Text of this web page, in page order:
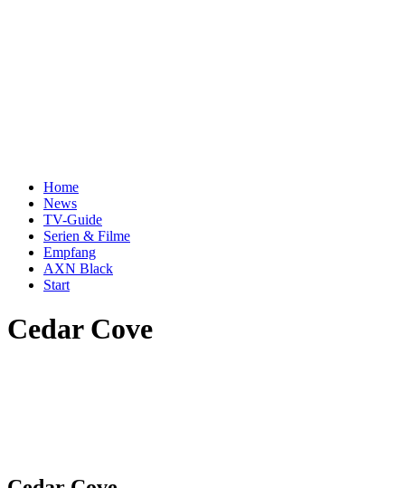
Home
News
TV-Guide
Serien & Filme
Empfang
AXN Black
Start
Cedar Cove